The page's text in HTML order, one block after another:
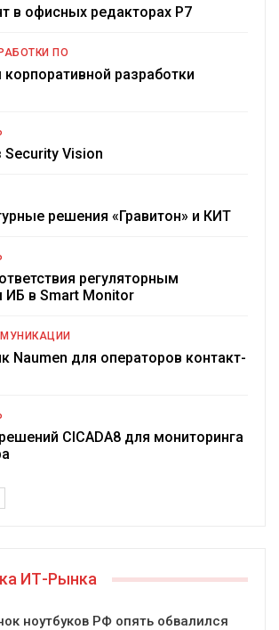
в офисных редакторах Р7
ПО
разработки
Vision
решения «Гравитон» и КИТ
регуляторным
ИБ в Smart Monitor
Naumen для операторов контакт-
CICADA8 для мониторинга
ИТ-Рынка
ноутбуков РФ опять обвалился